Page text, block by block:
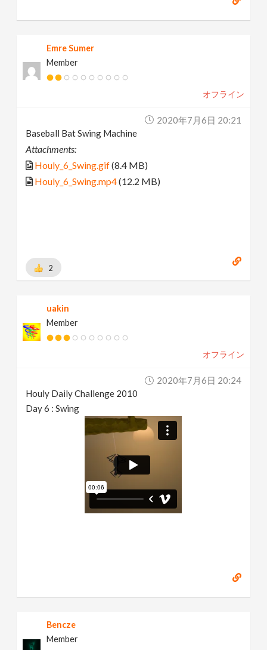
Emre Sumer
Member
オフライン
2020年7月6日 20:21
Baseball Bat Swing Machine
Attachments:
Houly_6_Swing.gif(8.4 MB)
Houly_6_Swing.mp4(12.2 MB)
2
uakin
Member
オフライン
2020年7月6日 20:24
Houly Daily Challenge 2010
Day 6 : Swing
Bencze
Member